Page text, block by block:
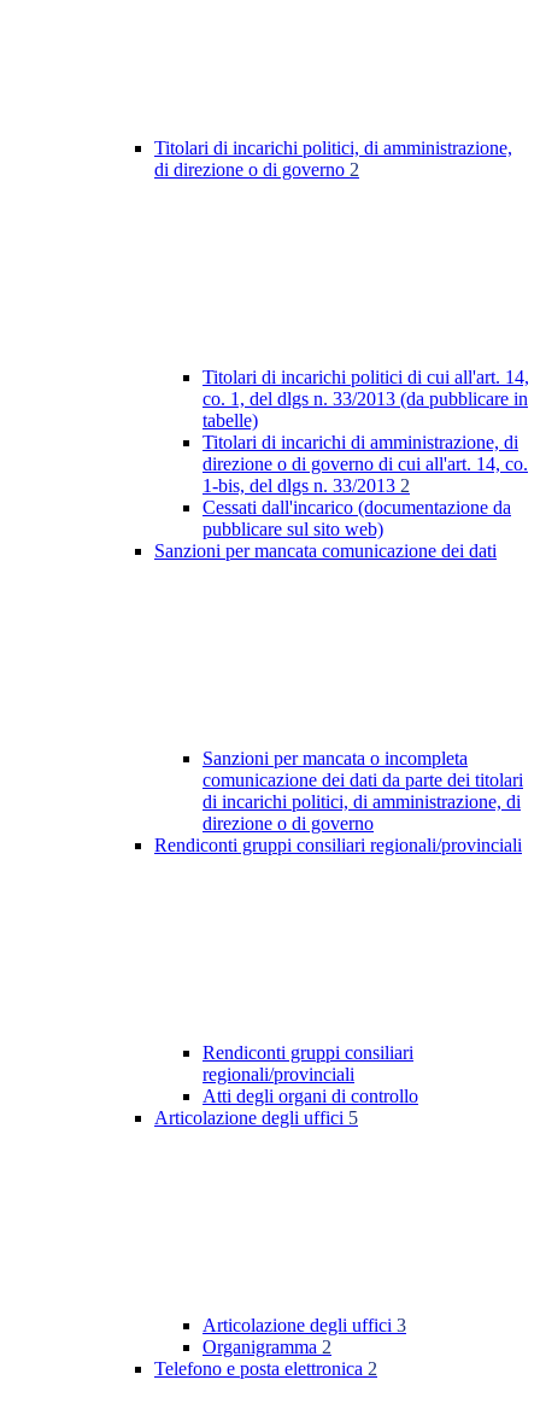
Titolari di incarichi politici, di amministrazione,
di direzione o di governo 2
Titolari di incarichi politici di cui all'art. 14,
co. 1, del dlgs n. 33/2013 (da pubblicare in
tabelle)
Titolari di incarichi di amministrazione, di
direzione o di governo di cui all'art. 14, co.
1-bis, del dlgs n. 33/2013 2
Cessati dall'incarico (documentazione da
pubblicare sul sito web)
Sanzioni per mancata comunicazione dei dati
Sanzioni per mancata o incompleta
comunicazione dei dati da parte dei titolari
di incarichi politici, di amministrazione, di
direzione o di governo
Rendiconti gruppi consiliari regionali/provinciali
Rendiconti gruppi consiliari
regionali/provinciali
Atti degli organi di controllo
Articolazione degli uffici 5
Articolazione degli uffici 3
Organigramma 2
Telefono e posta elettronica 2